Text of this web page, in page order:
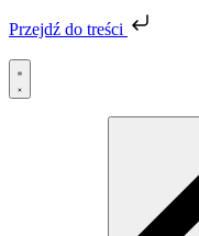
Przejdź do treści